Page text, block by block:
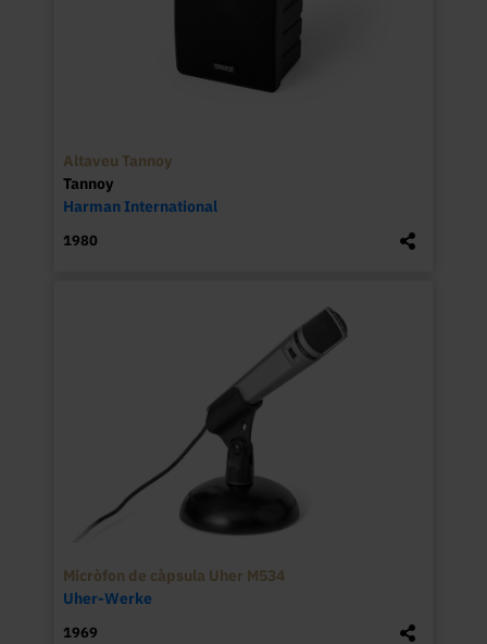
Altaveu Tannoy
Tannoy
Harman International
1980
Micròfon de càpsula Uher M534
Uher-Werke
1969